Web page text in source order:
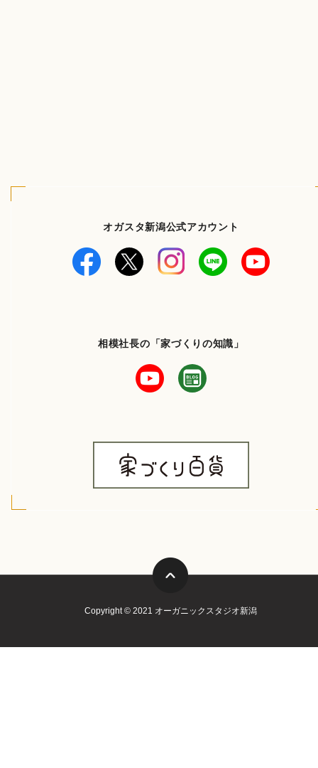
オガスタ新潟公式アカウント
相模社長の「家づくりの知識」
Copyright © 2021 オーガニックスタジオ新潟